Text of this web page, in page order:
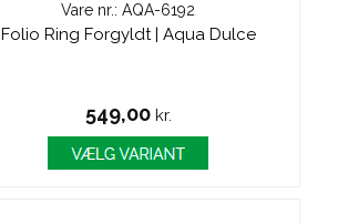
Vare nr.: AQA-6192
Folio Ring Forgyldt | Aqua Dulce
549,00 kr.